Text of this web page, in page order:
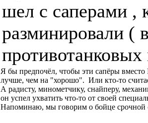
шел с саперами ,
разминировали (
Я бы предпочёл, чтобы эти сапёры вместо
лучше, чем на "хорошо". Или кто-то
А радисту, минометчику, снайперу,
он успел ухватить что-то от своей
Напоминаю, мы говорим о бойце срочной